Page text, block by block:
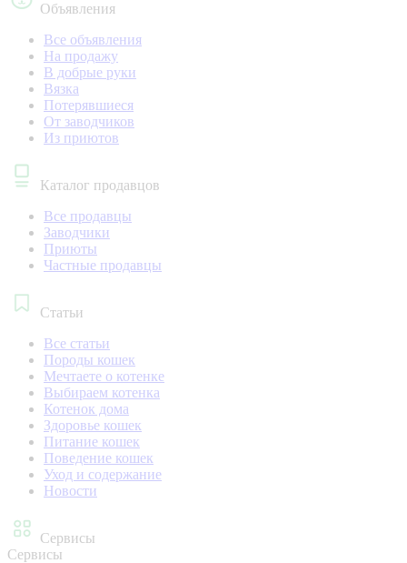
Объявления
Все объявления
На продажу
В добрые руки
Вязка
Потерявшиеся
От заводчиков
Из приютов
Каталог продавцов
Все продавцы
Заводчики
Приюты
Частные продавцы
Статьи
Все статьи
Породы кошек
Мечтаете о котенке
Выбираем котенка
Котенок дома
Здоровье кошек
Питание кошек
Поведение кошек
Уход и содержание
Новости
Сервисы
Сервисы